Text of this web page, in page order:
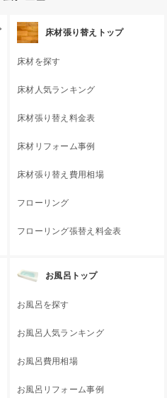
床材張り替えトップ
床材を探す
床材人気ランキング
床材張り替え料金表
床材リフォーム事例
床材張り替え費用相場
フローリング
フローリング張替え料金表
お風呂トップ
お風呂を探す
お風呂人気ランキング
お風呂費用相場
お風呂リフォーム事例